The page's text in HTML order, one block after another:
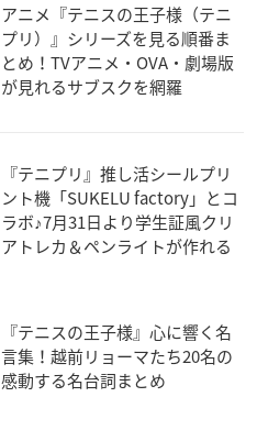
アニメ『テニスの王子様（テニ
プリ）』シリーズを見る順番ま
とめ！TVアニメ・OVA・劇場版
が見れるサブスクを網羅
『テニプリ』推し活シールプリ
ント機「SUKELU factory」とコ
ラボ♪7月31日より学生証風クリ
アトレカ＆ペンライトが作れる
『テニスの王子様』心に響く名
言集！越前リョーマたち20名の
感動する名台詞まとめ